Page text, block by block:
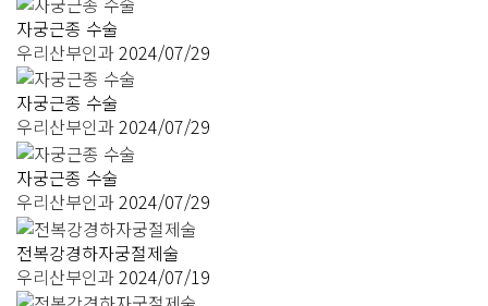
자궁근종 수술
우리산부인과2024/07/29
자궁근종 수술
우리산부인과2024/07/29
자궁근종 수술
우리산부인과2024/07/29
전복강경하자궁절제술
우리산부인과2024/07/19